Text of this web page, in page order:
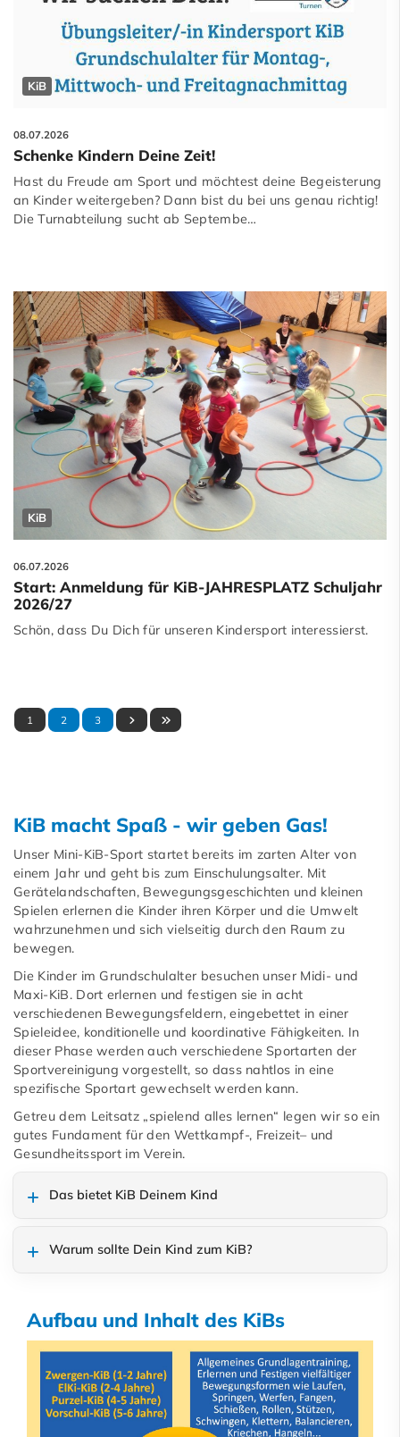
KiB
08.07.2026
Schenke Kindern Deine Zeit!
Hast du Freude am Sport und möchtest deine Begeisterung
an Kinder weitergeben? Dann bist du bei uns genau richtig!
Die Turnabteilung sucht ab Septembe…
KiB
06.07.2026
Start: Anmeldung für KiB-JAHRESPLATZ Schuljahr
2026/27
Schön, dass Du Dich für unseren Kindersport interessierst.
1 2 3
KiB macht Spaß - wir geben Gas!
Unser Mini-KiB-Sport startet bereits im zarten Alter von
einem Jahr und geht bis zum Einschulungsalter. Mit
Gerätelandschaften, Bewegungsgeschichten und kleinen
Spielen erlernen die Kinder ihren Körper und die Umwelt
wahrzunehmen und sich vielseitig durch den Raum zu
bewegen.
Die Kinder im Grundschulalter besuchen unser Midi- und
Maxi-KiB. Dort erlernen und festigen sie in acht
verschiedenen Bewegungsfeldern, eingebettet in einer
Spieleidee, konditionelle und koordinative Fähigkeiten. In
dieser Phase werden auch verschiedene Sportarten der
Sportvereinigung vorgestellt, so dass nahtlos in eine
spezifische Sportart gewechselt werden kann.
Getreu dem Leitsatz „spielend alles lernen“ legen wir so ein
gutes Fundament für den Wettkampf-, Freizeit– und
Gesundheitssport im Verein.
Das bietet KiB Deinem Kind
Warum sollte Dein Kind zum KiB?
Aufbau und Inhalt des KiBs